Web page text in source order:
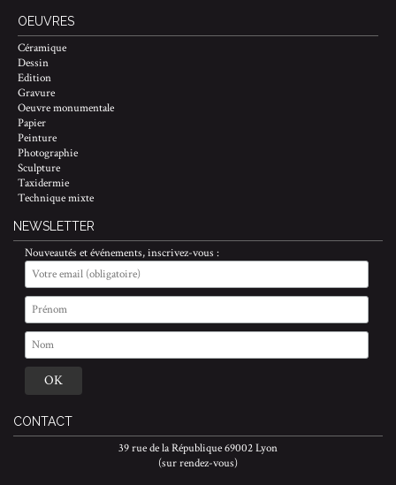
OEUVRES
Céramique
Dessin
Edition
Gravure
Oeuvre monumentale
Papier
Peinture
Photographie
Sculpture
Taxidermie
Technique mixte
NEWSLETTER
Nouveautés et événements, inscrivez-vous :
CONTACT
39 rue de la République 69002 Lyon
(sur rendez-vous)